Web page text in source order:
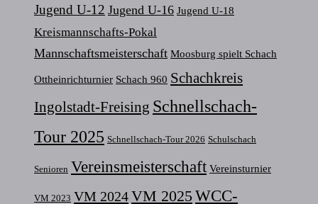
Jugend U-12 Jugend U-16 Jugend U-18
Kreismannschafts-Pokal
Mannschaftsmeisterschaft Moosburg spielt Schach
Ottheinrichturnier Schach 960 Schachkreis
Ingolstadt-Freising Schnellschach-
Tour 2025 Schnellschach-Tour 2026 Schulschach
Senioren Vereinsmeisterschaft Vereinsturnier
VM 2023 VM 2024VM 2025 WCC-